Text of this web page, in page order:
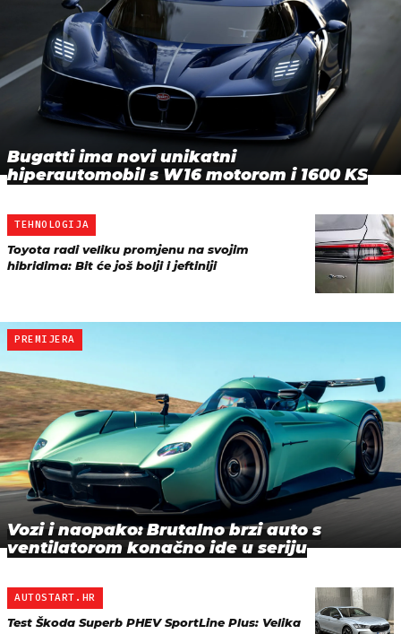
Bugatti ima novi unikatni
hiperautomobil s W16 motorom i 1600 KS
TEHNOLOGIJA
Toyota radi veliku promjenu na svojim
hibridima: Bit će još bolji i jeftiniji
PREMIJERA
Vozi i naopako: Brutalno brzi auto s
ventilatorom konačno ide u seriju
AUTOSTART.HR
Test Škoda Superb PHEV SportLine Plus: Velika